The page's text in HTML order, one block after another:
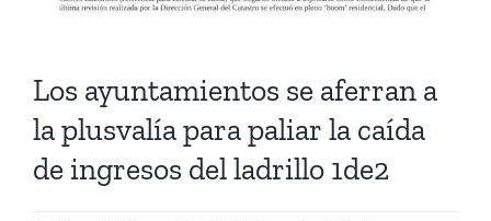
Los ayuntamientos se aferran a
la plusvalía para paliar la caída
de ingresos del ladrillo 1de2